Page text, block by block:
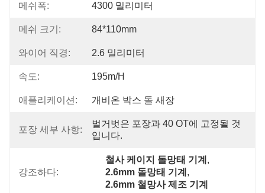
메쉬폭: 4300 밀리미터
메쉬 크기: 84*110mm
와이어 직경: 2.6 밀리미터
속도: 195m/h
애플리케이션: 개비온 박스 돌 새장
포장 세부 사항:
벌거벗은 포장과 40 OT에 고정될 것
입니다.
강조하다:
철사 케이지 돌망태 기계 ,
2.6mm 돌망태 기계 ,
2.6mm 철망사 제조 기계